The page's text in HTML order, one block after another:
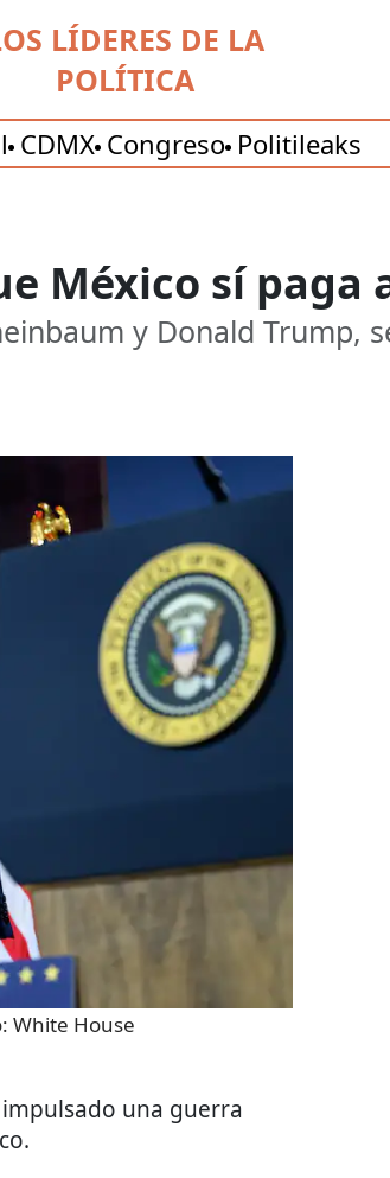
LÍDERES DE LA
POLÍTICA
CDMX Congreso Politileaks
México sí paga
y Donald Trump,
White House
una guerra